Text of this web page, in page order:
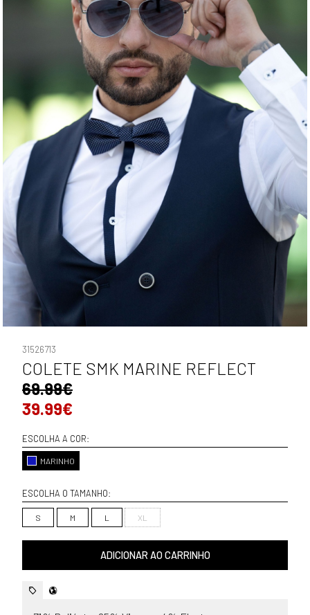
31526713
COLETE SMK MARINE REFLECT
69.99€
39.99€
ESCOLHA A COR:
MARINHO
ESCOLHA O TAMANHO:
S M L XL
ADICIONAR AO CARRINHO